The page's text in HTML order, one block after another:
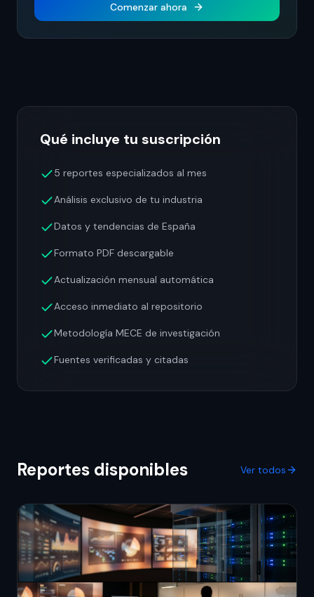
Comenzar ahora
Qué incluye tu suscripción
5 reportes especializados al mes
Análisis exclusivo de tu industria
Datos y tendencias de España
Formato PDF descargable
Actualización mensual automática
Acceso inmediato al repositorio
Metodología MECE de investigación
Fuentes verificadas y citadas
Reportes disponibles Ver todos